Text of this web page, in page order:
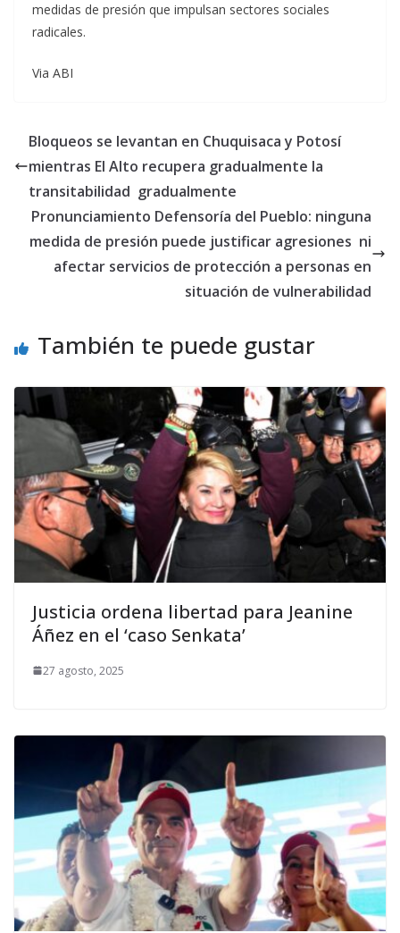
medidas de presión que impulsan sectores sociales
radicales.
Via ABI
Bloqueos se levantan en Chuquisaca y Potosí
mientras El Alto recupera gradualmente la
transitabilidad gradualmente
Pronunciamiento Defensoría del Pueblo: ninguna
medida de presión puede justificar agresiones ni
afectar servicios de protección a personas en
situación de vulnerabilidad
También te puede gustar
Justicia ordena libertad para Jeanine
Áñez en el ‘caso Senkata’
27 agosto, 2025